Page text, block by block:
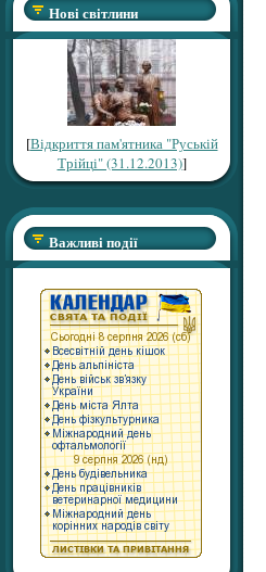
Нові світлини
[Відкриття пам'ятника "Руській
Трійці" (31.12.2013)]
Важливі події